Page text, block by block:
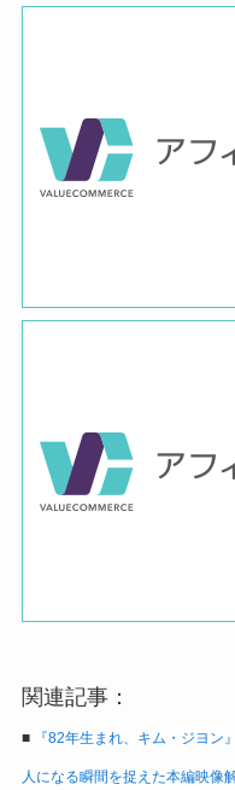
関連記事：
■ 『82年生まれ、キム・ジヨ
人になる瞬間を捉えた本編映像